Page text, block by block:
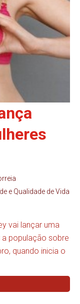
e Qualidade de Vida
vai lançar uma
população sobre
quando inicia o